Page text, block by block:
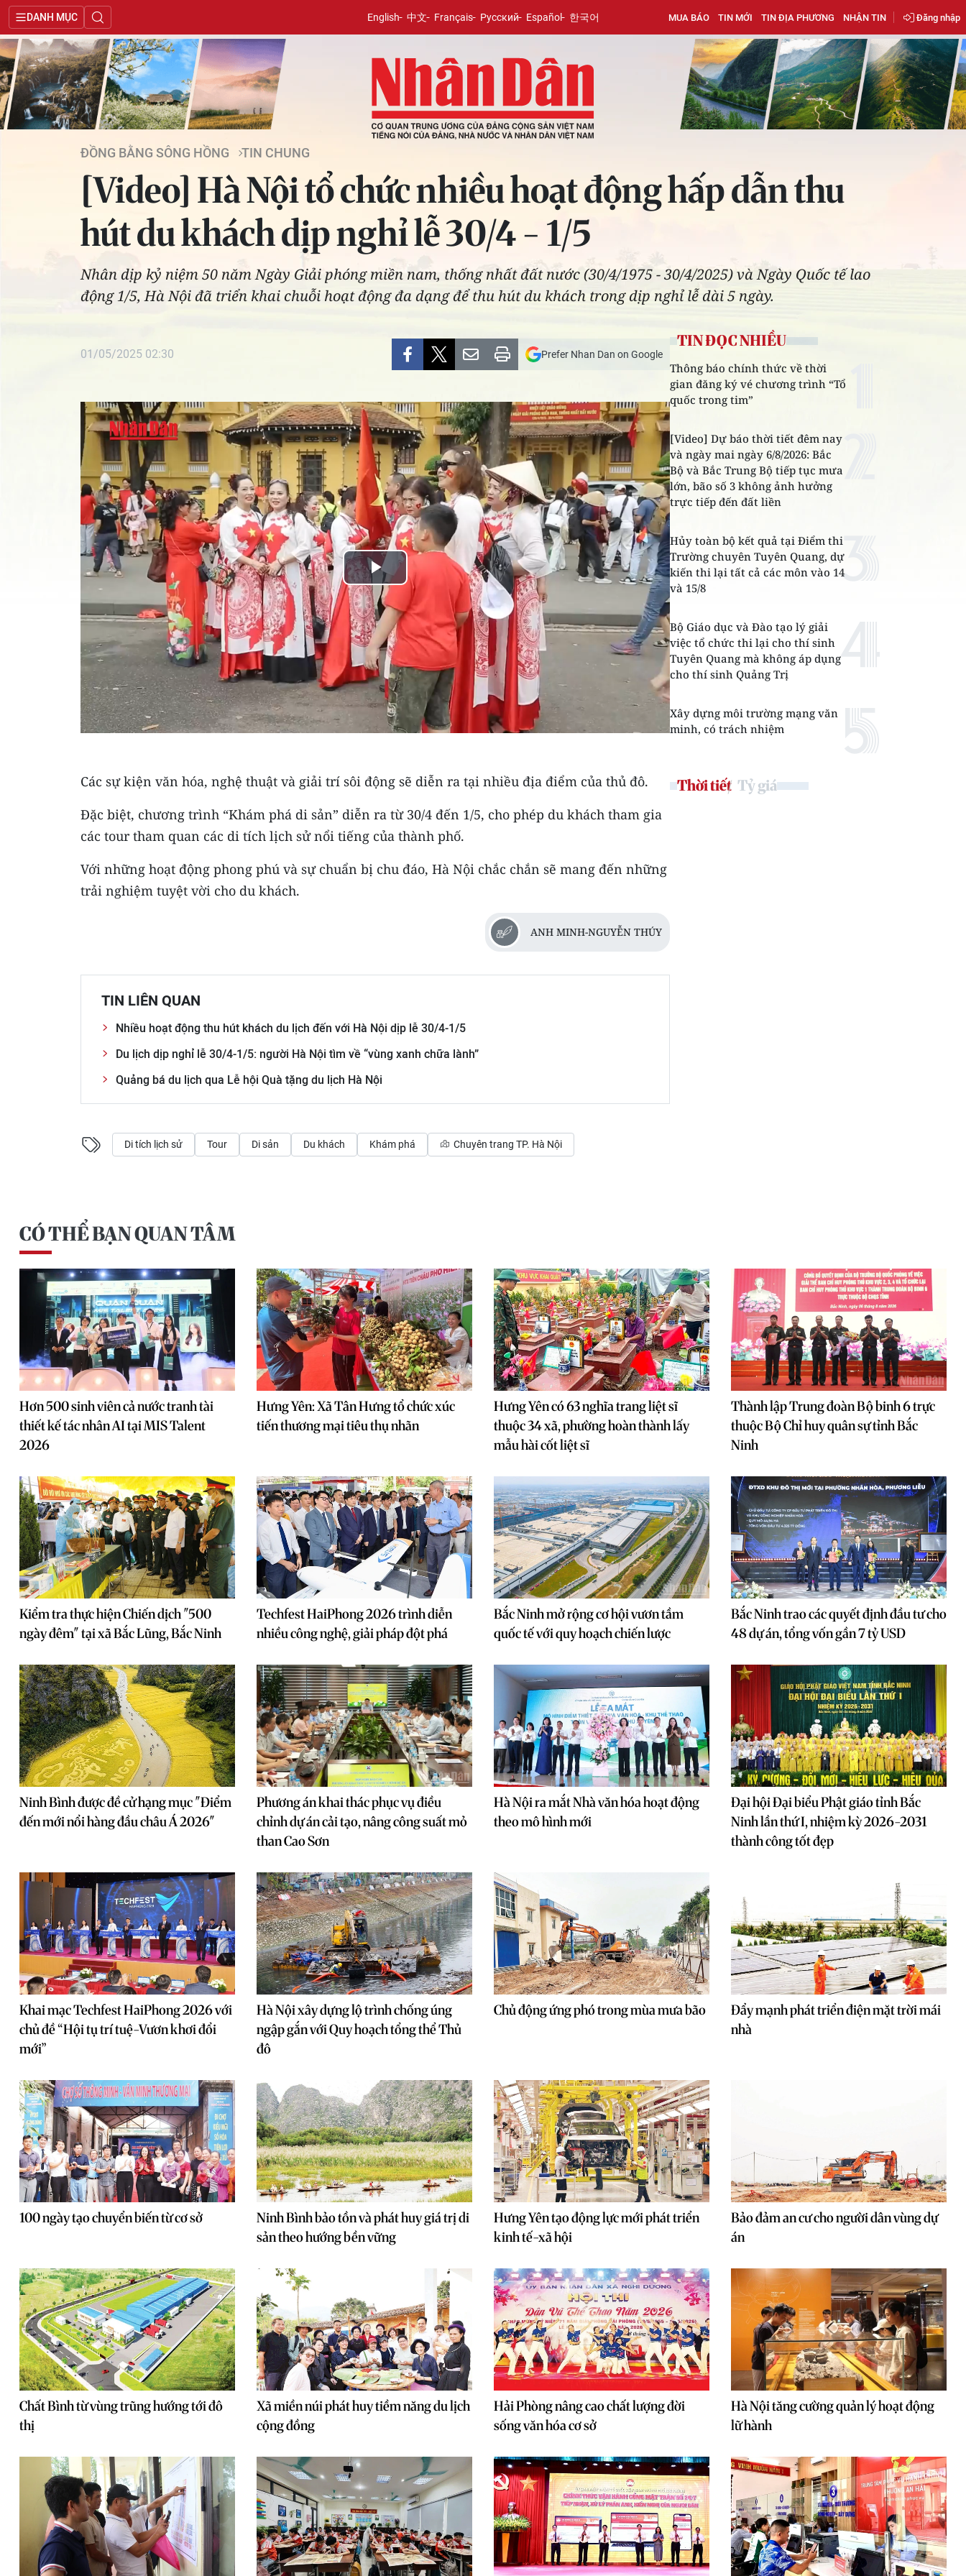
DANH MỤC English 中文 Français Русский Español 한국어 MUA BÁO TIN MỚI TIN ĐỊA PHƯƠNG NHẬN TIN Đăng nhập
ĐỒNG BẰNG SÔNG HỒNG TIN CHUNG
[Video] Hà Nội tổ chức nhiều hoạt động hấp dẫn thu
hút du khách dịp nghỉ lễ 30/4 - 1/5
Nhân dịp kỷ niệm 50 năm Ngày Giải phóng miền nam, thống nhất đất nước (30/4/1975 - 30/4/2025) và Ngày Quốc tế lao
động 1/5, Hà Nội đã triển khai chuỗi hoạt động đa dạng để thu hút du khách trong dịp nghỉ lễ dài 5 ngày.
01/05/2025 02:30 Prefer Nhan Dan on Google
Play
Video
Các sự kiện văn hóa, nghệ thuật và giải trí sôi động sẽ diễn ra tại nhiều địa điểm của thủ đô.
Đặc biệt, chương trình “Khám phá di sản” diễn ra từ 30/4 đến 1/5, cho phép du khách tham gia
các tour tham quan các di tích lịch sử nổi tiếng của thành phố.
Với những hoạt động phong phú và sự chuẩn bị chu đáo, Hà Nội chắc chắn sẽ mang đến những
trải nghiệm tuyệt vời cho du khách.
ANH MINH-NGUYỄN THÚY
TIN LIÊN QUAN
Nhiều hoạt động thu hút khách du lịch đến với Hà Nội dịp lễ 30/4-1/5
Du lịch dịp nghỉ lễ 30/4-1/5: người Hà Nội tìm về “vùng xanh chữa lành”
Quảng bá du lịch qua Lễ hội Quà tặng du lịch Hà Nội
Di tích lịch sử Tour Di sản Du khách Khám phá Chuyên trang TP. Hà Nội
TIN ĐỌC NHIỀU
Thông báo chính thức về thời
gian đăng ký vé chương trình “Tổ
quốc trong tim”
[Video] Dự báo thời tiết đêm nay
và ngày mai ngày 6/8/2026: Bắc
Bộ và Bắc Trung Bộ tiếp tục mưa
lớn, bão số 3 không ảnh hưởng
trực tiếp đến đất liền
Hủy toàn bộ kết quả tại Điểm thi
Trường chuyên Tuyên Quang, dự
kiến thi lại tất cả các môn vào 14
và 15/8
Bộ Giáo dục và Đào tạo lý giải
việc tổ chức thi lại cho thí sinh
Tuyên Quang mà không áp dụng
cho thí sinh Quảng Trị
Xây dựng môi trường mạng văn
minh, có trách nhiệm
Thời tiết Tỷ giá
CÓ THỂ BẠN QUAN TÂM
Hơn 500 sinh viên cả nước tranh tài
thiết kế tác nhân AI tại MIS Talent
2026
Hưng Yên: Xã Tân Hưng tổ chức xúc
tiến thương mại tiêu thụ nhãn
Hưng Yên có 63 nghĩa trang liệt sĩ
thuộc 34 xã, phường hoàn thành lấy
mẫu hài cốt liệt sĩ
Thành lập Trung đoàn Bộ binh 6 trực
thuộc Bộ Chỉ huy quân sự tỉnh Bắc
Ninh
Kiểm tra thực hiện Chiến dịch "500
ngày đêm" tại xã Bắc Lũng, Bắc Ninh
Techfest HaiPhong 2026 trình diễn
nhiều công nghệ, giải pháp đột phá
Bắc Ninh mở rộng cơ hội vươn tầm
quốc tế với quy hoạch chiến lược
Bắc Ninh trao các quyết định đầu tư cho
48 dự án, tổng vốn gần 7 tỷ USD
Ninh Bình được đề cử hạng mục "Điểm
đến mới nổi hàng đầu châu Á 2026"
Phương án khai thác phục vụ điều
chỉnh dự án cải tạo, nâng công suất mỏ
than Cao Sơn
Hà Nội ra mắt Nhà văn hóa hoạt động
theo mô hình mới
Đại hội Đại biểu Phật giáo tỉnh Bắc
Ninh lần thứ I, nhiệm kỳ 2026-2031
thành công tốt đẹp
Khai mạc Techfest HaiPhong 2026 với
chủ đề “Hội tụ trí tuệ-Vươn khơi đổi
mới”
Hà Nội xây dựng lộ trình chống úng
ngập gắn với Quy hoạch tổng thể Thủ
đô
Chủ động ứng phó trong mùa mưa bão
Đẩy mạnh phát triển điện mặt trời mái
nhà
100 ngày tạo chuyển biến từ cơ sở
Ninh Bình bảo tồn và phát huy giá trị di
sản theo hướng bền vững
Hưng Yên tạo động lực mới phát triển
kinh tế-xã hội
Bảo đảm an cư cho người dân vùng dự
án
Chất Bình từ vùng trũng hướng tới đô
thị
Xã miền núi phát huy tiềm năng du lịch
cộng đồng
Hải Phòng nâng cao chất lượng đời
sống văn hóa cơ sở
Hà Nội tăng cường quản lý hoạt động
lữ hành